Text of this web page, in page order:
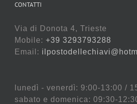
CONTATTI
Via di Donota 4, Trieste
Mobile: +39 3293793288
Email:
lunedì - venerdì: 9:00-13:00 /
sabato e domenica: 09:30-